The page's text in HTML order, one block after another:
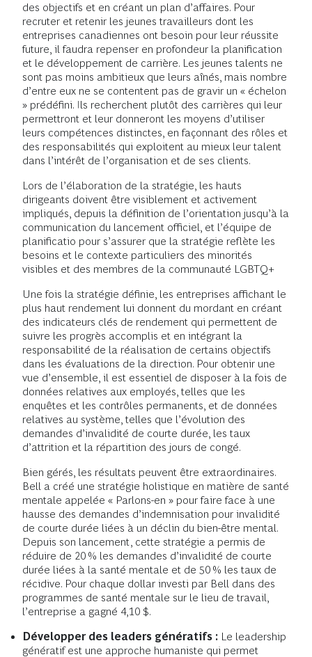
des objectifs et en créant un plan d’affaires. Pour
recruter et retenir les jeunes travailleurs dont les
entreprises canadiennes ont besoin pour leur réussite
future, il faudra repenser en profondeur la planification
et le développement de carrière. Les jeunes talents ne
sont pas moins ambitieux que leurs aînés, mais nombre
d’entre eux ne se contentent pas de gravir un « échelon
» prédéfini. Ils recherchent plutôt des carrières qui leur
permettront et leur donneront les moyens d’utiliser
leurs compétences distinctes, en façonnant des rôles et
des responsabilités qui exploitent au mieux leur talent
dans l’intérêt de l’organisation et de ses clients.
Lors de l’élaboration de la stratégie, les hauts
dirigeants doivent être visiblement et activement
impliqués, depuis la définition de l’orientation jusqu’à la
communication du lancement officiel, et l’équipe de
planificatio pour s’assurer que la stratégie reflète les
besoins et le contexte particuliers des minorités
visibles et des membres de la communauté LGBTQ+
Une fois la stratégie définie, les entreprises affichant le
plus haut rendement lui donnent du mordant en créant
des indicateurs clés de rendement qui permettent de
suivre les progrès accomplis et en intégrant la
responsabilité de la réalisation de certains objectifs
dans les évaluations de la direction. Pour obtenir une
vue d’ensemble, il est essentiel de disposer à la fois de
données relatives aux employés, telles que les
enquêtes et les contrôles permanents, et de données
relatives au système, telles que l’évolution des
demandes d’invalidité de courte durée, les taux
d’attrition et la répartition des jours de congé.
Bien gérés, les résultats peuvent être extraordinaires.
Bell a créé une stratégie holistique en matière de santé
mentale appelée « Parlons-en » pour faire face à une
hausse des demandes d’indemnisation pour invalidité
de courte durée liées à un déclin du bien-être mental.
Depuis son lancement, cette stratégie a permis de
réduire de 20 % les demandes d’invalidité de courte
durée liées à la santé mentale et de 50 % les taux de
récidive. Pour chaque dollar investi par Bell dans des
programmes de santé mentale sur le lieu de travail,
l’entreprise a gagné 4,10 $.
Développer des leaders génératifs : Le leadership
génératif est une approche humaniste qui permet